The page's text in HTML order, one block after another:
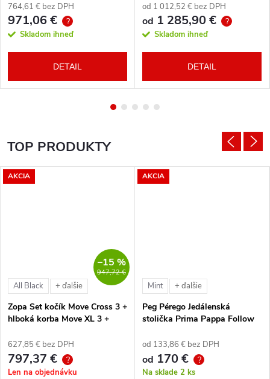
764,61 € bez DPH
971,06 € ?
Skladom ihneď
DETAIL
od 1 012,52 € bez DPH
od 1 285,90 € ?
Skladom ihneď
DETAIL
TOP PRODUKTY
AKCIA
947,72 €
–15 %
All Black + ďalšie
Zopa Set kočík Move Cross 3 +
hlboká korba Move XL 3 +
vlastného výberu + báza
627,85 € bez DPH
797,37 € ?
Len na objednávku
AKCIA
Mint + ďalšie
Peg Pérego Jedálenská
stolička Prima Pappa Follow
od 133,86 € bez DPH
od 170 € ?
Na sklade 2 ks